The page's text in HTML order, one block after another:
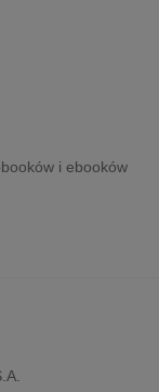
i ebooków